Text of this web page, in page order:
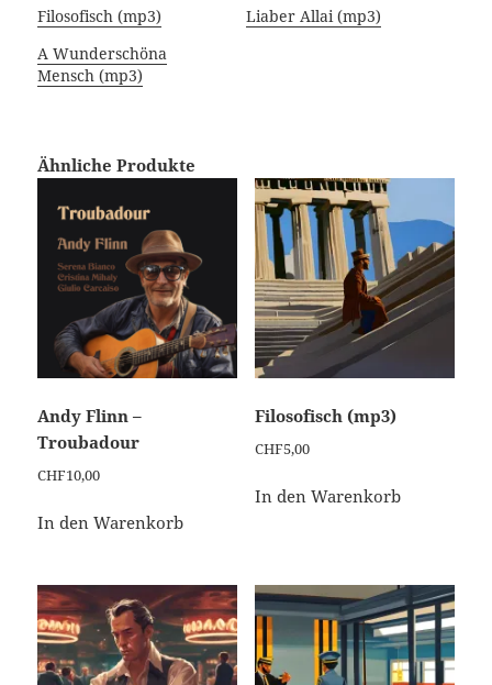
Filosofisch (mp3)
Liaber Allai (mp3)
A Wunderschöna
Mensch (mp3)
Ähnliche Produkte
Andy Flinn –
Troubadour
CHF10,00
In den Warenkorb
Filosofisch (mp3)
CHF5,00
In den Warenkorb